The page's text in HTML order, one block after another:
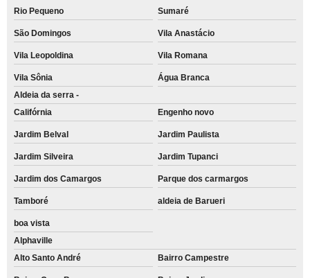
Rio Pequeno Sumaré
São Domingos Vila Anastácio
Vila Leopoldina Vila Romana
Vila Sônia
Água Branca
Aldeia da serra -
Califórnia
Engenho novo
Jardim Belval Jardim Paulista
Jardim Silveira Jardim Tupanci
Jardim dos Camargos Parque dos carmargos
Tamboré aldeia de Barueri
boa vista
Alphaville
Alto Santo André
Bairro Campestre